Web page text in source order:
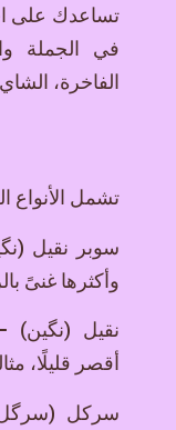
تساعدك على
في الجملة
الفاخرة،
تشمل الأنواع
سوبر نقیل
وأكثرها غنىً
نقیل (نگین)
أقصر قليلًا،
سرکل